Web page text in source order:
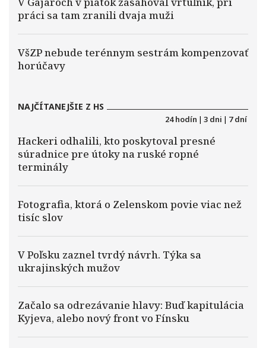
práci sa tam zranili dvaja muži
VšZP nebude terénnym sestrám kompenzovať
horúčavy
NAJČÍTANEJŠIE Z HS
24 hodín | 3 dni | 7 dní
Hackeri odhalili, kto poskytoval presné
súradnice pre útoky na ruské ropné
terminály
Fotografia, ktorá o Zelenskom povie viac než
tisíc slov
V Poľsku zaznel tvrdý návrh. Týka sa
ukrajinských mužov
Začalo sa odrezávanie hlavy: Buď kapitulácia
Kyjeva, alebo nový front vo Fínsku